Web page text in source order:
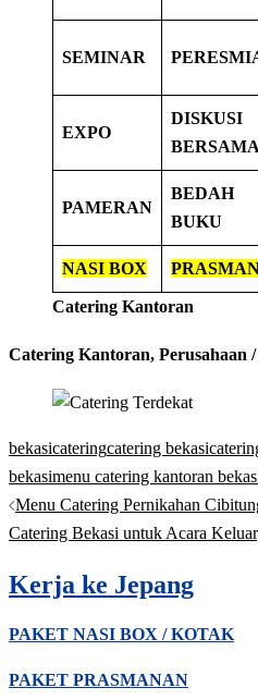
SEMINAR
EXPO
DISKUSI
BERSAMA
PAMERAN
BEDAH
BUKU
NASI BOX
Catering Kantoran
Catering Kantoran, Perusahaan
bekasicateringcatering bekasi
bekasimenu catering kantoran
Post
navigation
Menu Catering Pernikahan
Catering Bekasi untuk Acara
Kerja ke Jepang
PAKET NASI BOX / KOTAK
PAKET PRASMANAN